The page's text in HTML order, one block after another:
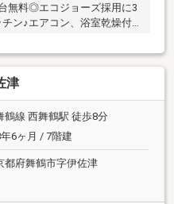
無料◎エコジョーズ採用に3
ン♪エアコン、浴室乾燥付
津
鶴線 西舞鶴駅 徒歩8分
6ヶ月 / 7階建
都府舞鶴市字伊佐津